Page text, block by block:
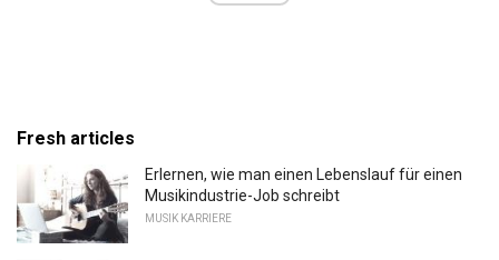
Fresh articles
Erlernen, wie man einen Lebenslauf für einen
Musikindustrie-Job schreibt
MUSIK KARRIERE